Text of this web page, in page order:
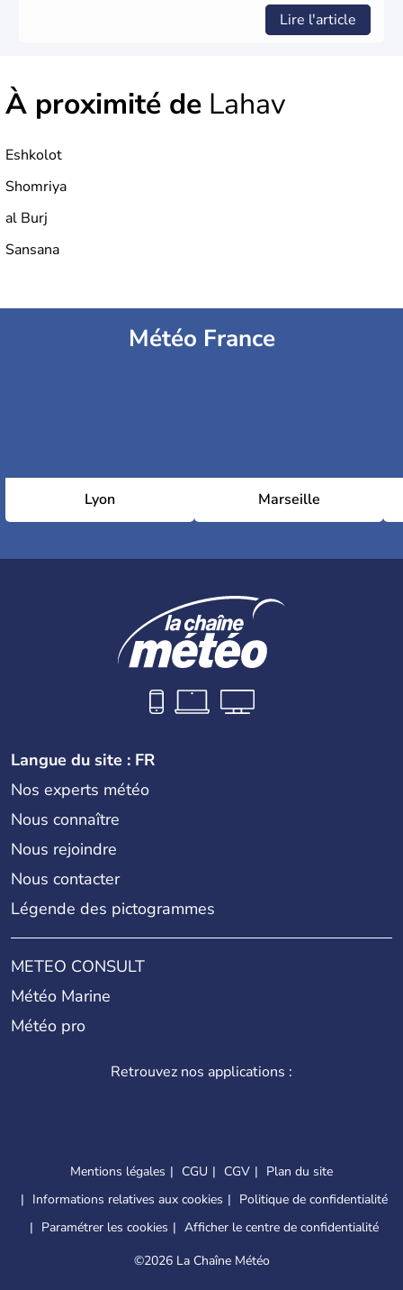
Lire l'article
À proximité de Lahav
Eshkolot
Shomriya
al Burj
Sansana
Météo France
Lyon Marseille
Langue du site : FR
Nos experts météo
Nous connaître
Nous rejoindre
Nous contacter
Légende des pictogrammes
METEO CONSULT
Météo Marine
Météo pro
Retrouvez nos applications :
Mentions légales CGU CGV
Plan du site
Informations relatives aux cookies
Politique de confidentialité
Paramétrer les cookies
Afficher le centre de confidentialité
©2026 La Chaîne Météo